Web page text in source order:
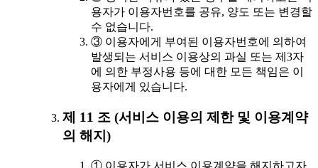
용자가 이용자번호를 공유, 양도 또는 변경할
수 없습니다.
③ 이용자에게 부여된 이용자번호에 의하여
발생되는 서비스 이용상의 과실 또는 제3자
에 의한 부정사용 등에 대한 모든 책임은 이
용자에게 있습니다.
제 11 조 (서비스 이용의 제한 및 이용계약
의 해지)
① 이용자가 서비스 이용계약을 해지하고자